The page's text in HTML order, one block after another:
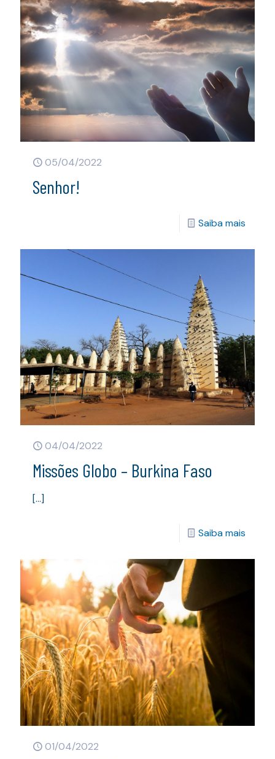
05/04/2022
Senhor!
Saiba mais
04/04/2022
Missões Globo – Burkina Faso
[…]
Saiba mais
01/04/2022